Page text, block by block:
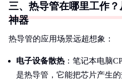
三、热导管在哪里工作
神器
热导管的应用场景远超想象：
电子设备散热 ：笔记本电脑
是热导管，它能把芯片产生